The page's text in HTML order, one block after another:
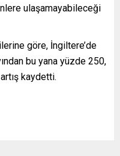
ulaşamayabileceği
göre, İngiltere’de
bu yana yüzde 250,
kaydetti.